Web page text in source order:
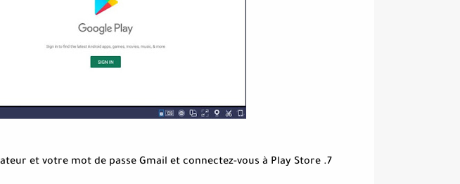
7. Entrez votre nom d’utilisateur et votre mot de passe Gmail et connectez-vous à Play Store